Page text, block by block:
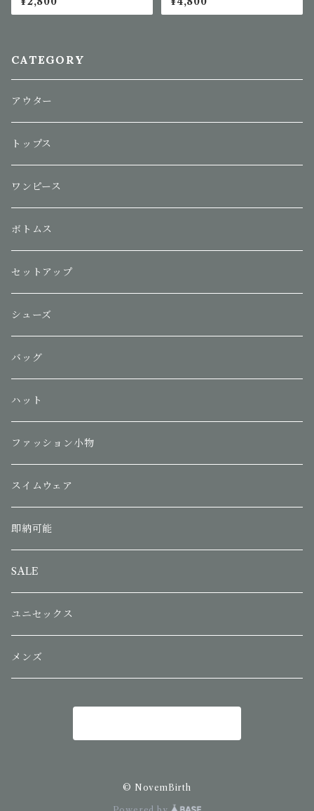
CATEGORY
アウター
トップス
ワンピース
ボトムス
セットアップ
シューズ
バッグ
ハット
ファッション小物
スイムウェア
即納可能
SALE
ユニセックス
メンズ
© NovemBirth